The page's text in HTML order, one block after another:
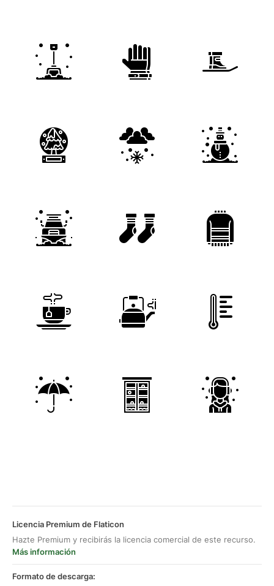
Licencia Premium de Flaticon
Hazte Premium y recibirás la licencia comercial de este recurso.
Más información
Formato de descarga: